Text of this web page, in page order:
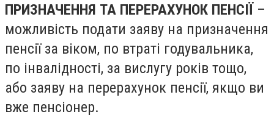
ПРИЗНАЧЕННЯ ТА ПЕРЕРАХУНОК ПЕНСІЇ–
можливість подати заяву на призначення
пенсії за віком, по втраті годувальника,
по інвалідності, за вислугу років тощо,
або заяву на перерахунок пенсії, якщо ви
вже пенсіонер.